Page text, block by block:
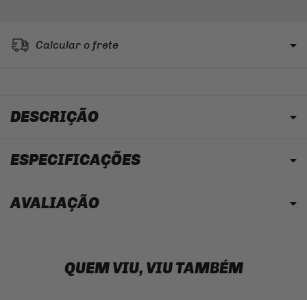
Calcular o frete
DESCRIÇÃO
ESPECIFICAÇÕES
AVALIAÇÃO
QUEM VIU, VIU TAMBÉM